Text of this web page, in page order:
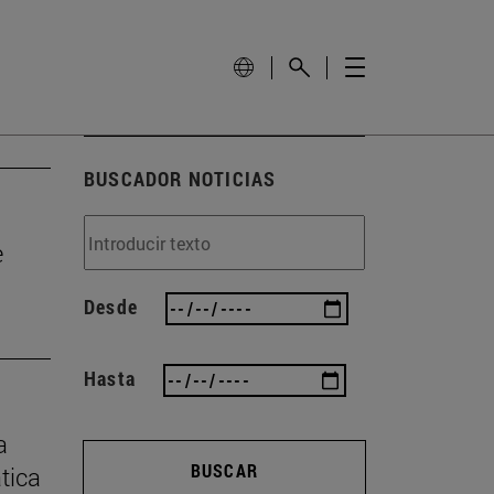
BUSCADOR NOTICIAS
Desde
Hasta
BUSCAR